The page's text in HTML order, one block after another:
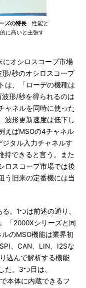
の特長 性能と
に高いと主張す
オシロスコープ市場
/秒のオシロスコープ
は、「ローデの機種は
形/秒を得られるのは
ャネルを同時に使った
波形更新速度は低下し
えばMSOの4チャネル
タル入力チャネルす
持できると言う。また
ロスコープ市場では後
う旧来の定番機には当
。1つは前述の通り、
「2000Xシリーズと同
のMSO機能は業界初
、CAN、LIN、I2Sな
込んで解析する機能
た。3つ目は、
本体に内蔵できるフ